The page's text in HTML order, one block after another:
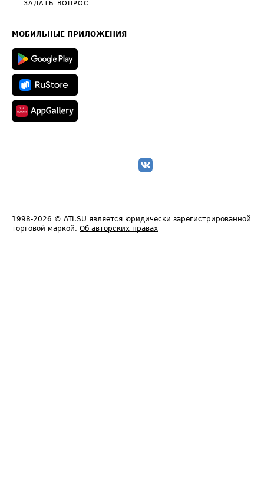
Общие положения
Техническая информация
ЗАДАТЬ ВОПРОС
МОБИЛЬНЫЕ ПРИЛОЖЕНИЯ
1998-2026 © ATI.SU является юридически зарегистрированной
торговой маркой. Об авторских правах